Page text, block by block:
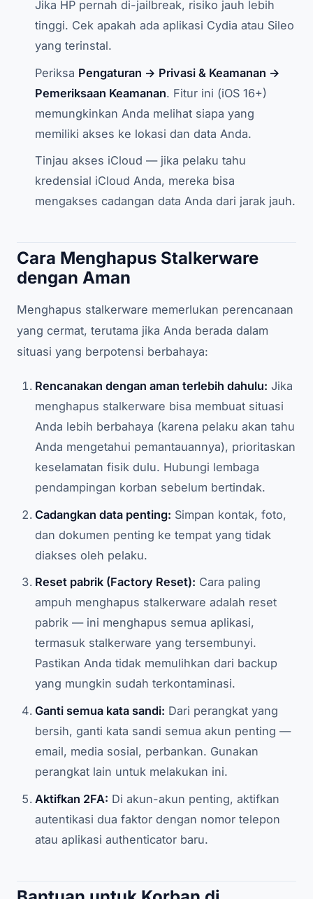
Jika HP pernah di-jailbreak, risiko jauh lebih
tinggi. Cek apakah ada aplikasi Cydia atau Sileo
yang terinstal.
Periksa Pengaturan → Privasi & Keamanan →
Pemeriksaan Keamanan. Fitur ini (iOS 16+)
memungkinkan Anda melihat siapa yang
memiliki akses ke lokasi dan data Anda.
Tinjau akses iCloud — jika pelaku tahu
kredensial iCloud Anda, mereka bisa
mengakses cadangan data Anda dari jarak jauh.
Cara Menghapus Stalkerware
dengan Aman
Menghapus stalkerware memerlukan perencanaan
yang cermat, terutama jika Anda berada dalam
situasi yang berpotensi berbahaya:
Rencanakan dengan aman terlebih dahulu: Jika
menghapus stalkerware bisa membuat situasi
Anda lebih berbahaya (karena pelaku akan tahu
Anda mengetahui pemantauannya), prioritaskan
keselamatan fisik dulu. Hubungi lembaga
pendampingan korban sebelum bertindak.
Cadangkan data penting: Simpan kontak, foto,
dan dokumen penting ke tempat yang tidak
diakses oleh pelaku.
Reset pabrik (Factory Reset): Cara paling
ampuh menghapus stalkerware adalah reset
pabrik — ini menghapus semua aplikasi,
termasuk stalkerware yang tersembunyi.
Pastikan Anda tidak memulihkan dari backup
yang mungkin sudah terkontaminasi.
Ganti semua kata sandi: Dari perangkat yang
bersih, ganti kata sandi semua akun penting —
email, media sosial, perbankan. Gunakan
perangkat lain untuk melakukan ini.
Aktifkan 2FA: Di akun-akun penting, aktifkan
autentikasi dua faktor dengan nomor telepon
atau aplikasi authenticator baru.